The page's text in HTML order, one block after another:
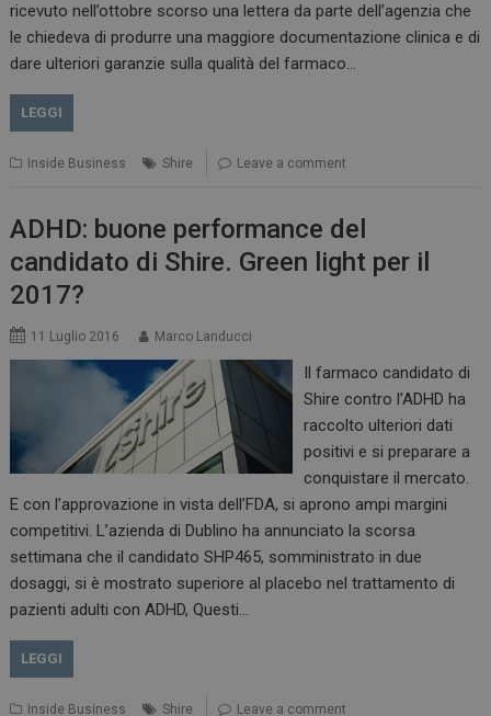
ricevuto nell’ottobre scorso una lettera da parte dell’agenzia che
le chiedeva di produrre una maggiore documentazione clinica e di
dare ulteriori garanzie sulla qualità del farmaco…
LEGGI
Inside Business Shire Leave a comment
ADHD: buone performance del
candidato di Shire. Green light per il
2017?
11 Luglio 2016 Marco Landucci
Il farmaco candidato di
Shire contro l’ADHD ha
raccolto ulteriori dati
positivi e si preparare a
conquistare il mercato.
E con l’approvazione in vista dell’FDA, si aprono ampi margini
competitivi. L’azienda di Dublino ha annunciato la scorsa
settimana che il candidato SHP465, somministrato in due
dosaggi, si è mostrato superiore al placebo nel trattamento di
pazienti adulti con ADHD, Questi…
LEGGI
Inside Business Shire Leave a comment
tracking-sites-
ironfish-session-id
www.dailyhealthindustry.it
ARRAffinity
Microsoft Corporation
.www.dailyhealthindustry.it
Sessione